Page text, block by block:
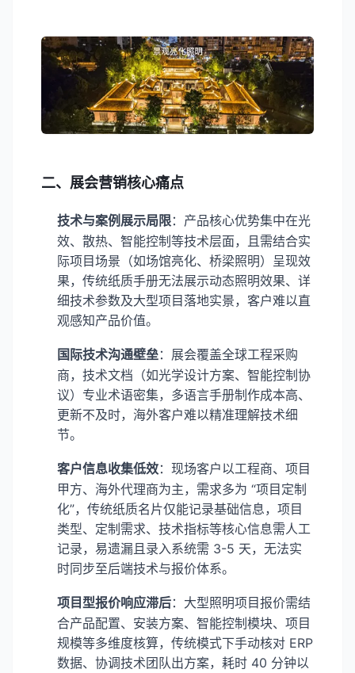
二、展会营销核心痛点
技术与案例展示局限：产品核心优势集中在光
效、散热、智能控制等技术层面，且需结合实
际项目场景（如场馆亮化、桥梁照明）呈现效
果，传统纸质手册无法展示动态照明效果、详
细技术参数及大型项目落地实景，客户难以直
观感知产品价值。
国际技术沟通壁垒：展会覆盖全球工程采购
商，技术文档（如光学设计方案、智能控制协
议）专业术语密集，多语言手册制作成本高、
更新不及时，海外客户难以精准理解技术细
节。
客户信息收集低效：现场客户以工程商、项目
甲方、海外代理商为主，需求多为 “项目定制
化”，传统纸质名片仅能记录基础信息，项目
类型、定制需求、技术指标等核心信息需人工
记录，易遗漏且录入系统需 3-5 天，无法实
时同步至后端技术与报价体系。
项目型报价响应滞后：大型照明项目报价需结
合产品配置、安装方案、智能控制模块、项目
规模等多维度核算，传统模式下手动核对 ERP
数据、协调技术团队出方案，耗时 40 分钟以